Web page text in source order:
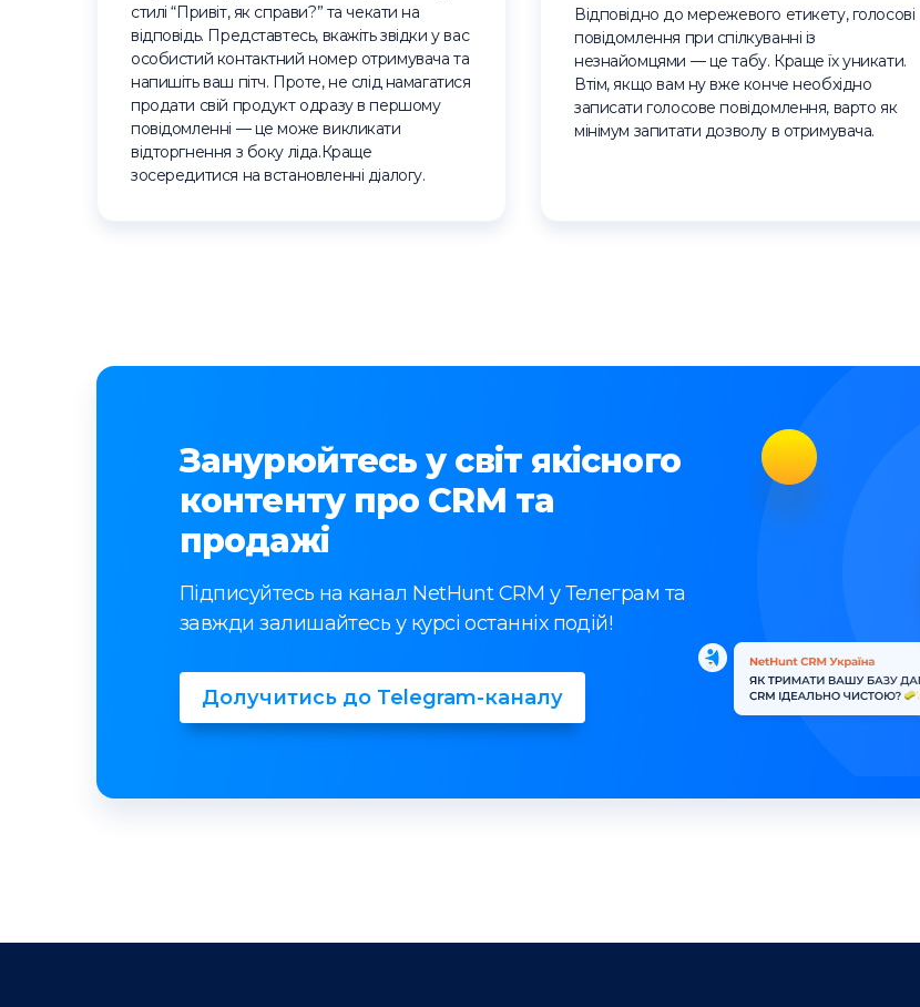
стилі “Привіт, як справи?” та чекати на
відповідь. Представтесь, вкажіть звідки у вас
особистий контактний номер отримувача та
напишіть ваш пітч. Проте, не слід намагатися
продати свій продукт одразу в першому
повідомленні — це може викликати
відторгнення з боку ліда.Краще
зосередитися на встановленні діалогу.
Відповідно до мережевого етикету, голосові
повідомлення при спілкуванні із
незнайомцями — це табу. Краще їх уникати.
Втім, якщо вам ну вже конче необхідно
записати голосове повідомлення, варто як
мінімум запитати дозволу в отримувача.
Занурюйтесь у світ якісного
контенту про CRM та
продажі
Підписуйтесь на канал NetHunt CRM у Телеграм та
завжди залишайтесь у курсі останніх подій!
Долучитись до Telegram-каналу